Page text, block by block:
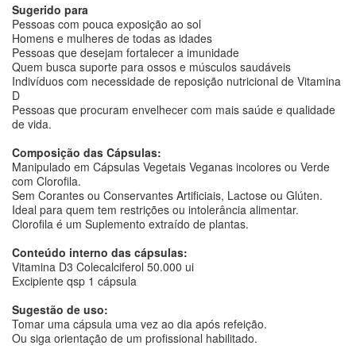
Sugerido para
Pessoas com pouca exposição ao sol
Homens e mulheres de todas as idades
Pessoas que desejam fortalecer a imunidade
Quem busca suporte para ossos e músculos saudáveis
Indivíduos com necessidade de reposição nutricional de Vitamina
D
Pessoas que procuram envelhecer com mais saúde e qualidade
de vida.
Composição das Cápsulas:
Manipulado em Cápsulas Vegetais Veganas incolores ou Verde
com Clorofila.
Sem Corantes ou Conservantes Artificiais, Lactose ou Glúten.
Ideal para quem tem restrições ou intolerância alimentar.
Clorofila é um Suplemento extraído de plantas.
Conteúdo interno das cápsulas:
Vitamina D3 Colecalciferol 50.000 ui
Excipiente qsp 1 cápsula
Sugestão de uso:
Tomar uma cápsula uma vez ao dia após refeição.
Ou siga orientação de um profissional habilitado.